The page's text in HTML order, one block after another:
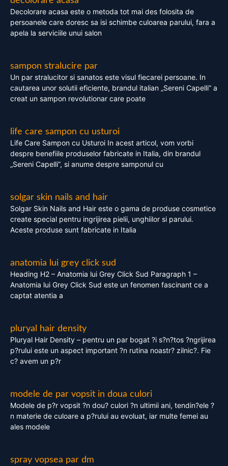
Decolorare acasa este o metoda tot mai des folosita de
persoanele care doresc sa isi schimbe culoarea parului, fara a
apela la serviciile unui salon
sampon stralucire par
Un par stralucitor si sanatos este visul fiecarei persoane. In
cautarea unor solutii eficiente, brandul italian „Sereni Capelli” a
creat un sampon revolutionar care poate
life care sampon cu usturoi
Life Care Sampon cu Usturoi In acest articol, vom vorbi
despre benefiile produselor fabricate in Italia, din brandul
„Sereni Capelli”, si anume despre samponul cu
solgar skin nails and hair
Solgar Skin Nails and Hair este o gama de produse cosmetice
create special pentru ingrijirea pielii, unghiilor si parului.
Aceste produse sunt fabricate in Italia
anatomia lui grey click sud
Heading H2 – Anatomia lui Grey Click Sud Paragraph 1 –
Anatomia lui Grey Click Sud este un fenomen fascinant ce a
captat atentia a
pluryal hair density
Pluryal Hair Density – pentru un par bogat ?i s?n?tos ?ngrijirea
p?rului este un aspect important ?n rutina noastr? zilnic?. Fie
c? avem un p?r
modele de par vopsit in doua culori
Modele de p?r vopsit ?n dou? culori ?n ultimii ani, tendin?ele ?
n materie de culoare a p?rului au evoluat, iar multe femei au
ales modele
spray vopsea par dm